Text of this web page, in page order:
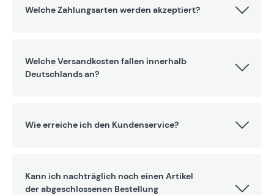
Welche Zahlungsarten werden akzeptiert?
Welche Versandkosten fallen innerhalb
Deutschlands an?
Wie erreiche ich den Kundenservice?
Kann ich nachträglich noch einen Artikel
der abgeschlossenen Bestellung